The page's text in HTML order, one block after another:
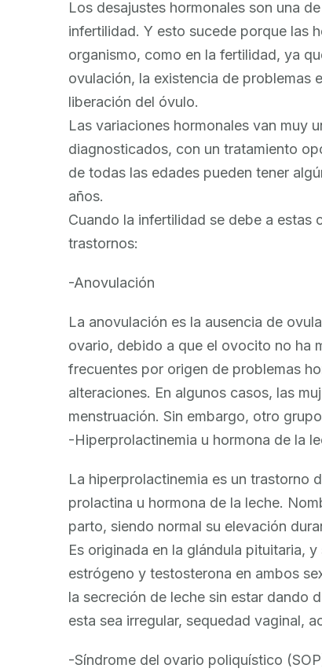
Los desajustes hormonales son una
infertilidad. Y esto sucede porque las
organismo, como en la fertilidad, ya
ovulación, la existencia de problemas
liberación del óvulo.
Las variaciones hormonales van muy
diagnosticados, con un tratamiento
de todas las edades pueden tener
años.
Cuando la infertilidad se debe a estas
trastornos:
-Anovulación
La anovulación es la ausencia de
ovario, debido a que el ovocito no ha
frecuentes por origen de problemas
alteraciones. En algunos casos, las
menstruación. Sin embargo, otro
-Hiperprolactinemia u hormona de la
La hiperprolactinemia es un trastorno
prolactina u hormona de la leche.
parto, siendo normal su elevación
Es originada en la glándula pituitaria,
estrógeno y testosterona en ambos
la secreción de leche sin estar dando
esta sea irregular, sequedad vaginal,
-Síndrome del ovario poliquístico